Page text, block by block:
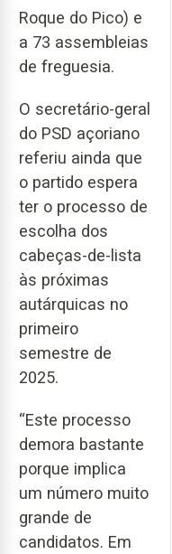
Roque do Pico) e
a 73 assembleias
de freguesia.
O secretário-geral
do PSD açoriano
referiu ainda que
o partido espera
ter o processo de
escolha dos
cabeças-de-lista
às próximas
autárquicas no
primeiro
semestre de
2025.
“Este processo
demora bastante
porque implica
um número muito
grande de
candidatos. Em